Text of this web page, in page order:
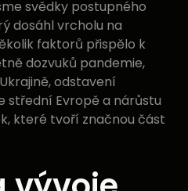
svědky postupného
dosáhl vrcholu na
faktorů přispělo k
dozvuků pandemie,
odstavení
střední Evropě a nárůstu
které tvoří značnou část